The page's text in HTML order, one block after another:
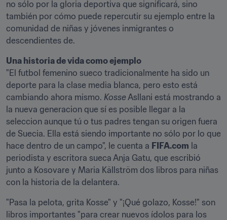
no sólo por la gloria deportiva que significará, sino
también por cómo puede repercutir su ejemplo entre la
comunidad de niñas y jóvenes inmigrantes o
descendientes de.
Una historia de vida como ejemplo
"El futbol femenino sueco tradicionalmente ha sido un
deporte para la clase media blanca, pero esto está
cambiando ahora mismo. Kosse Asllani está mostrando a
la nueva generacion que sí es posible llegar a la
seleccion aunque tú o tus padres tengan su origen fuera
de Suecia. Ella está siendo importante no sólo por lo que
hace dentro de un campo", le cuenta a FIFA.com la
periodista y escritora sueca Anja Gatu, que escribió
junto a Kosovare y Maria Källström dos libros para niñas
con la historia de la delantera.
"Pasa la pelota, grita Kosse" y "¡Qué golazo, Kosse!" son
libros importantes "para crear nuevos ídolos para los